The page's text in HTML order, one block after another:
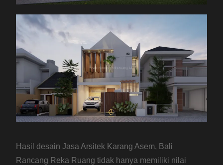
Hasil desain Jasa Arsitek Karang Asem, Bali
Rancang Reka Ruang tidak hanya memiliki nilai